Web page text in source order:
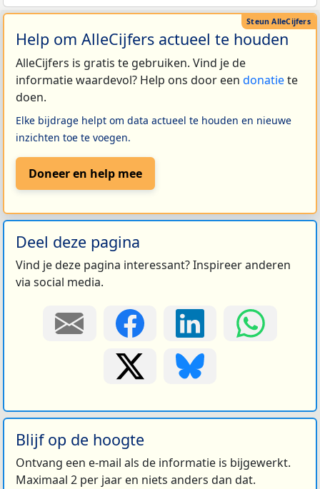
Help om AlleCijfers actueel te houden
AlleCijfers is gratis te gebruiken. Vind je de
informatie waardevol? Help ons door een donatiete
doen.
Elke bijdrage helpt om data actueel te houden en nieuwe
inzichten toe te voegen.
Doneer en help mee
Deel deze pagina
Vind je deze pagina interessant? Inspireer anderen
via social media.
Blijf op de hoogte
Ontvang een e-mail als de informatie is bijgewerkt.
Maximaal 2 per jaar en niets anders dan dat.